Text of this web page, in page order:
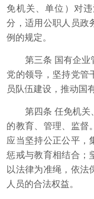
免机关、单位）对
分，适用公职人员政
例的规定。
第三条 国有企业
党的领导，坚持党管
员队伍建设，推动国
第四条 任免机关
的教育、管理、监督
应当坚持公正公平，
惩戒与教育相结合；
以法律为准绳，依法
人员的合法权益。